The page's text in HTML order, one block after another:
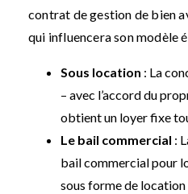
contrat de gestion de bien
qui influencera son modèle
Sous location : La
– avec l’accord du
obtient un loyer fixe
Le bail commercial :
bail commercial pour
sous forme de